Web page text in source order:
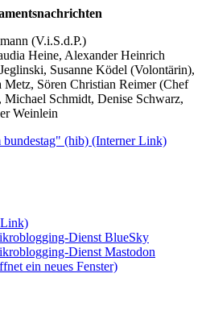
(V.i.S.d.P.)
Heine, Alexander Heinrich
Susanne Ködel (Volontärin),
Metz, Sören Christian Reimer (Chef
Schmidt, Denise Schwarz,
Weinlein
bundestag" (hib) (Interner Link)
Dienst BlueSky
Dienst Mastodon
ein neues Fenster)